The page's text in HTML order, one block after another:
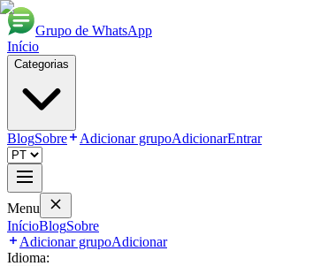
Grupo de WhatsApp
Início
Categorias
BlogSobre Adicionar grupoAdicionarEntrar
Menu
InícioBlogSobre
Adicionar grupoAdicionar
Idioma: